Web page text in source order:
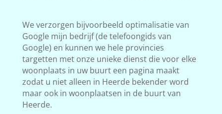
We verzorgen bijvoorbeeld optimalisatie van
Google mijn bedrijf (de telefoongids van
Google) en kunnen we hele provincies
targetten met onze unieke dienst die voor elke
woonplaats in uw buurt een pagina maakt
zodat u niet alleen in Heerde bekender word
maar ook in woonplaatsen in de buurt van
Heerde.